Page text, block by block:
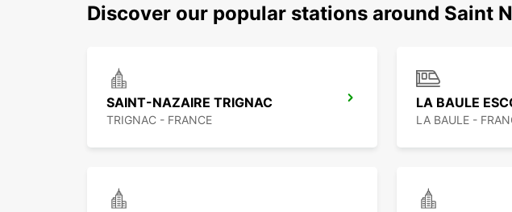
Discover our popular stations around Saint
SAINT-NAZAIRE TRIGNAC
TRIGNAC - FRANCE LA BAULE -